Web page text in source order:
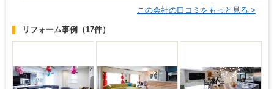
この会社の口コミをもっと見る >
リフォーム事例 （17件）